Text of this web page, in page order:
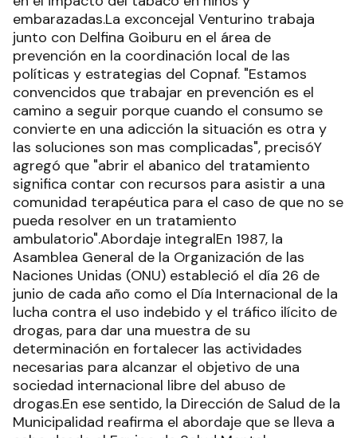
embarazadas.La exconcejal Venturino trabaja
junto con Delfina Goiburu en el área de
prevención en la coordinación local de las
políticas y estrategias del Copnaf. "Estamos
convencidos que trabajar en prevención es el
camino a seguir porque cuando el consumo se
convierte en una adicción la situación es otra y
las soluciones son mas complicadas", precisóY
agregó que "abrir el abanico del tratamiento
significa contar con recursos para asistir a una
comunidad terapéutica para el caso de que no se
pueda resolver en un tratamiento
ambulatorio".Abordaje integralEn 1987, la
Asamblea General de la Organización de las
Naciones Unidas (ONU) estableció el día 26 de
junio de cada año como el Día Internacional de la
lucha contra el uso indebido y el tráfico ilícito de
drogas, para dar una muestra de su
determinación en fortalecer las actividades
necesarias para alcanzar el objetivo de una
sociedad internacional libre del abuso de
drogas.En ese sentido, la Dirección de Salud de la
Municipalidad reafirma el abordaje que se lleva a